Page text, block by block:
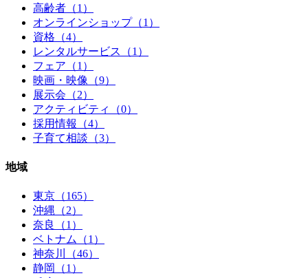
高齢者（1）
オンラインショップ（1）
資格（4）
レンタルサービス（1）
フェア（1）
映画・映像（9）
展示会（2）
アクティビティ（0）
採用情報（4）
子育て相談（3）
地域
東京（165）
沖縄（2）
奈良（1）
ベトナム（1）
神奈川（46）
静岡（1）